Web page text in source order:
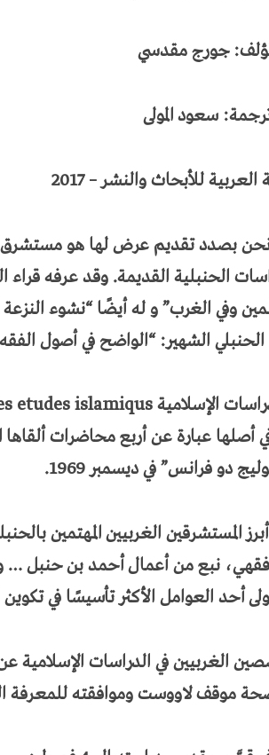
جورج مقدسي
سعود المولى
للأبحاث والنشر – 2017
الدراسة التي نحن بصدد تقديم عرض لها هو
الحنبلية القديمة. وقد عرفه
وفي الغرب” و له أيضًا “نشوء
الشهير: “الواضح في أصول
الإسلاميةetudes islamiqus
-أي الدراسة- في أصلها عبارة عن أربع
دو فرانس” في ديسمبر 1969.
المستشرقين الغربيين المهتمين
نبع من أعمال أحمد بن حنبل
العوامل الأكثر تأسيسًا في تكوين
الغربيين في الدراسات الإسلامية
موقف لاووست وموافقته للمعرفة